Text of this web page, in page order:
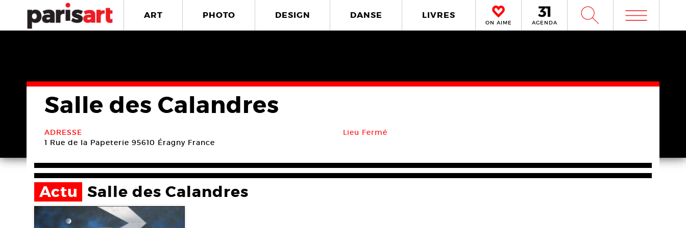
ART PHOTO DESIGN DANSE LIVRES
ON AIME AGENDA W m
Salle des Calandres
ADRESSE
1 Rue de la Papeterie 95610 Éragny France
Lieu Fermé
Actu Salle des Calandres